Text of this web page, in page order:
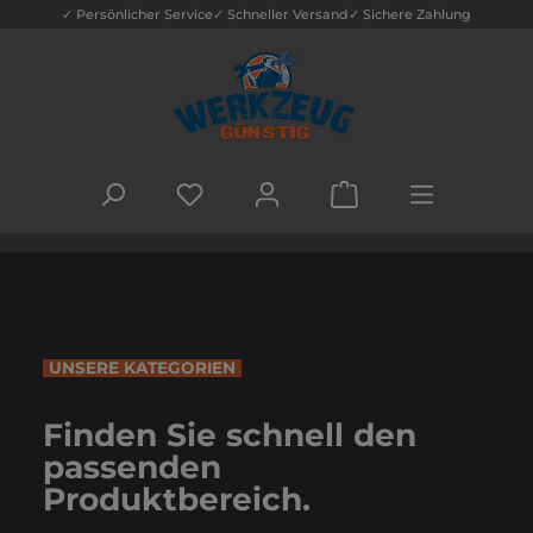
Zum Hauptinhalt springen
✓ Persönlicher Service ✓ Schneller Versand ✓ Sichere Zahlung
DU HAST 0 PRODUKTE AUF DEM
WARENKORB
UNSERE KATEGORIEN
Finden Sie schnell den
passenden
Produktbereich.